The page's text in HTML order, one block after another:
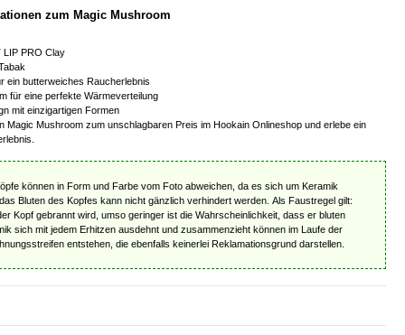
zum Magic Mushroom
LIP PRO Clay
ein butterweiches Raucherlebnis
für eine perfekte Wärmeverteilung
mit einzigartigen Formen
Magic Mushroom zum unschlagbaren Preis im Hookain Onlineshop und erlebe ein
können in Form und Farbe vom Foto abweichen, da es sich um Keramik
Bluten des Kopfes kann nicht gänzlich verhindert werden. Als Faustregel gilt:
Kopf gebrannt wird, umso geringer ist die Wahrscheinlichkeit, dass er bluten
sich mit jedem Erhitzen ausdehnt und zusammenzieht können im Laufe der
entstehen, die ebenfalls keinerlei Reklamationsgrund darstellen.